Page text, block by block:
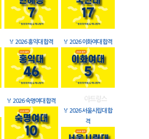
🏅 2026 홍익대 합격 🏅 2026 이화여대 합격
🏅 2026 숙명여대 합격
🏅 2026 서울시립대 합
격